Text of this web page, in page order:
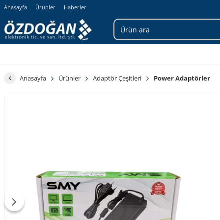
Anasayfa Ürünler Haberler
Anasayfa Ürünler Adaptör Çeşitleri Power Adaptörler